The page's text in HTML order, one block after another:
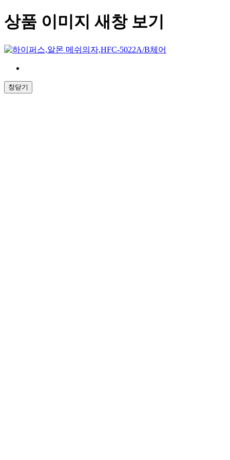
상품 이미지 새창 보기
창닫기